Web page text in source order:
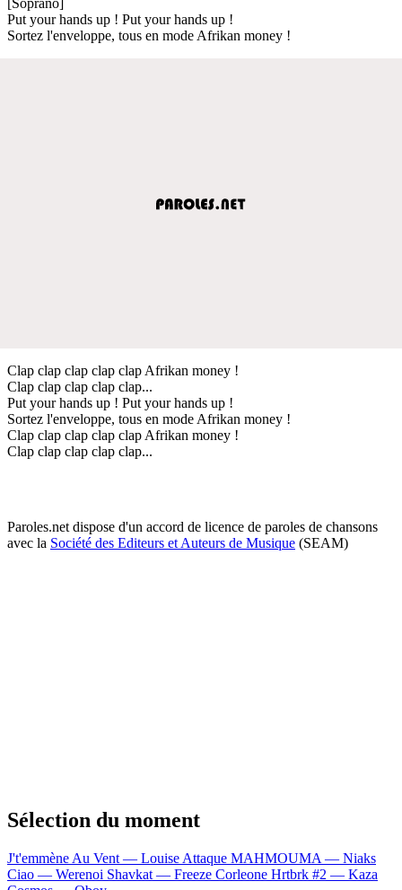
Put your hands up ! Put your hands up !
Sortez l'enveloppe, tous en mode Afrikan money !
Clap clap clap clap clap Afrikan money !
Clap clap clap clap clap...
Put your hands up ! Put your hands up !
Sortez l'enveloppe, tous en mode Afrikan money !
Clap clap clap clap clap Afrikan money !
Clap clap clap clap clap...
Paroles.net dispose d'un accord de licence de paroles de chansons
avec la Société des Editeurs et Auteurs de Musique (SEAM)
Sélection du moment
J't'emmène Au Vent — Louise Attaque MAHMOUMA — Niaks
Ciao — Werenoi Shavkat — Freeze Corleone Hrtbrk #2 — Kaza